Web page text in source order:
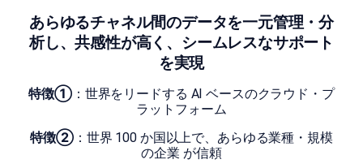
あらゆるチャネル間のデータを一元管理・分
析し、共感性が高く、シームレスなサポート
を実現
特徴①：世界をリードする AI ベースのクラウド・プ
ラットフォーム
特徴➁：世界 100 か国以上で、あらゆる業種・規模
の企業 が信頼